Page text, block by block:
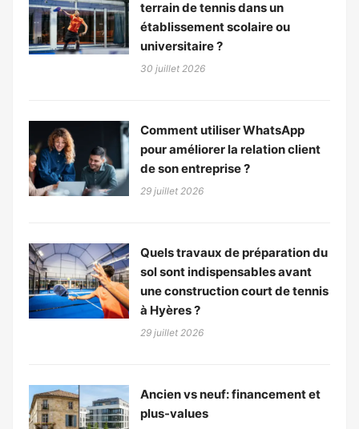
terrain de tennis dans un
établissement scolaire ou
universitaire ?
30 juillet 2026
Comment utiliser WhatsApp
pour améliorer la relation client
de son entreprise ?
29 juillet 2026
Quels travaux de préparation du
sol sont indispensables avant
une construction court de tennis
à Hyères ?
29 juillet 2026
Ancien vs neuf: financement et
plus-values